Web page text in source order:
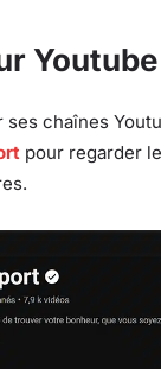
chaînes
pour regarder